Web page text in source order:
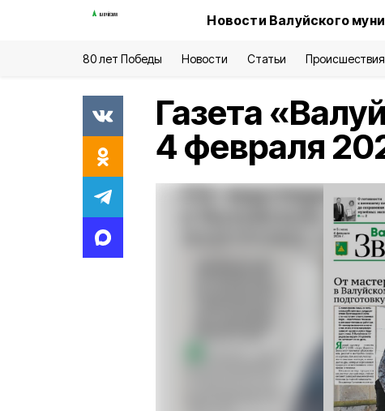
Новости Валуйского
80 лет Победы Новости Статьи Происшествия
Газета
4 февраля